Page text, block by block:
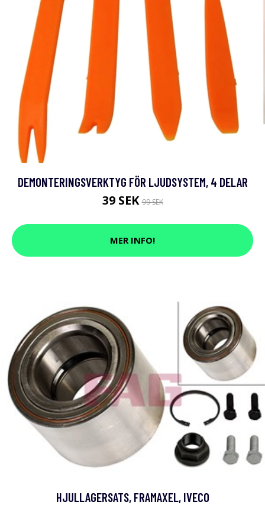
DEMONTERINGSVERKTYG FÖR LJUDSYSTEM, 4 DELAR
39 SEK99 SEK
MER INFO!
HJULLAGERSATS, FRAMAXEL, IVECO